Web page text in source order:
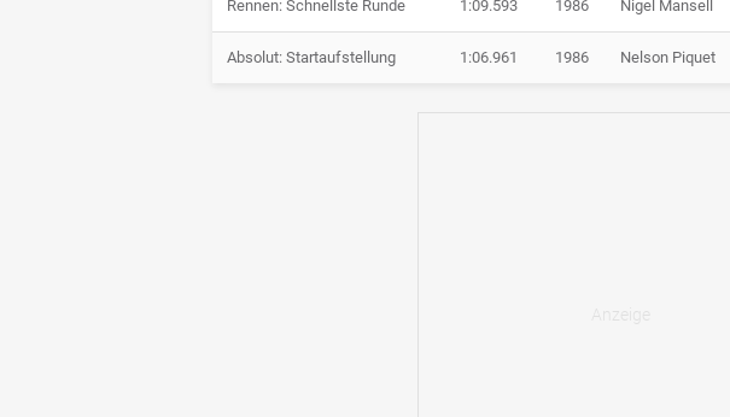
Rennen: Schnellste Runde 1:09.593 1986 Nigel Mansell
Absolut: Startaufstellung 1:06.961 1986 Nelson Piquet